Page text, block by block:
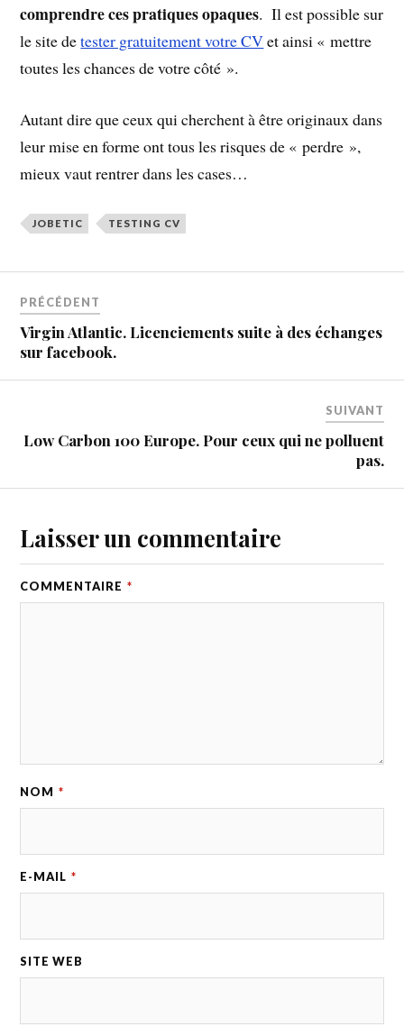
comprendre ces pratiques opaques. Il est possible sur
le site detester gratuitement votre CVet ainsi « mettre
toutes les chances de votre côté ».
Autant dire que ceux qui cherchent à être originaux dans
leur mise en forme ont tous les risques de « perdre »,
mieux vaut rentrer dans les cases…
JOBETIC TESTING CV
PRÉCÉDENT
Virgin Atlantic. Licenciements suite à des échanges
sur facebook.
SUIVANT
Low Carbon 100 Europe. Pour ceux qui ne polluent
pas.
Laisser un commentaire
COMMENTAIRE *
NOM *
E-MAIL *
SITE WEB